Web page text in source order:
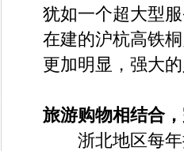
犹如一个超大型
在建的沪杭高铁
更加明显，强大
旅游购物相结合
浙北地区每